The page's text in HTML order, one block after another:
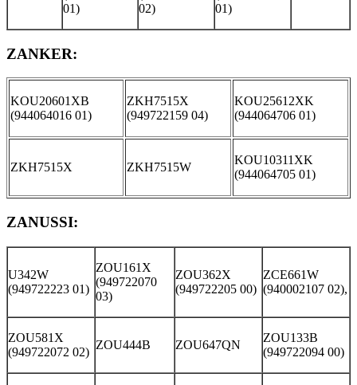
01)
02)
01)
ZANKER:
KOU20601XB
(944064016 01)
ZKH7515X
(949722159 04)
KOU25612XK
(944064706 01)
ZKH7515X ZKH7515W
KOU10311XK
(944064705 01)
ZANUSSI:
U342W
(949722223 01)
ZOU161X
(949722070
03)
ZOU362X
(949722205 00)
ZCE661W
(940002107 02),
ZOU581X
(949722072 02)
ZOU444B ZOU647QN
ZOU133B
(949722094 00)